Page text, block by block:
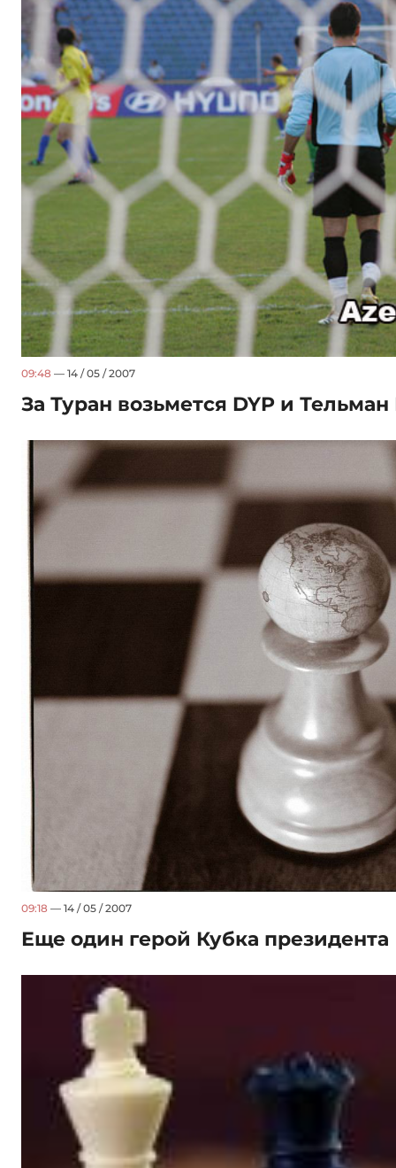
09:48 — 14 / 05 / 2007
За Туран возьмется DYP и
09:18 — 14 / 05 / 2007
Еще один герой Кубка президента